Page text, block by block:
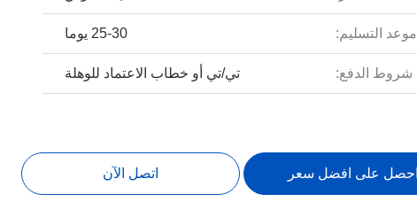
موعد التسليم: 25-30 يوما
شروط الدفع: تي/تي أو خطاب الاعتماد للوهلة
احصل على افضل سعر اتصل الآن